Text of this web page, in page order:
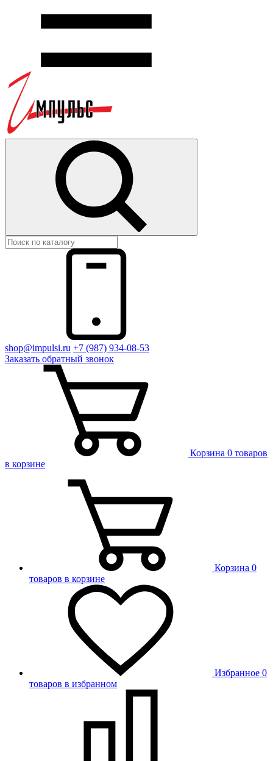
shop@impulsi.ru +7 (987) 934-08-53
Заказать обратный звонок
Корзина 0 товаров
в корзине
Корзина 0
товаров в корзине
Избранное 0
товаров в избранном